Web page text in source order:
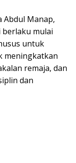
Abdul Manap,
berlaku mulai
untuk
meningkatkan
remaja, dan
dan